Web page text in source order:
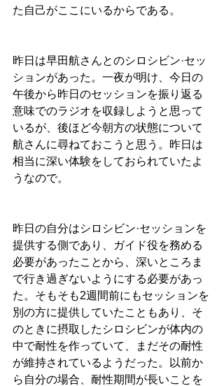
た自己がここにいるからである。
昨日は早田航さんとのシロシビン·セッ
ションがあった。一夜が明け、今日の
午後から昨日のセッションを振り返る
意味でのラジオを収録しようと思って
いるが、後ほど今朝方の状態について
航さんに尋ねておこうと思う。昨日は
相当に深い体験をしておられていたよ
うなので。
昨日の自分はシロシビン·セッションを
提供する側であり、ガイド役を務める
必要があったことから、深いところま
で行き過ぎないようにする必要があっ
た。そもそも2週間前にもセッションを
別の方に提供していたこともあり、そ
のときに摂取したシロシビンが体内の
中で耐性を作っていて、まだその耐性
が維持されているようだった。以前か
ら自分の場合、耐性期間が長いことを